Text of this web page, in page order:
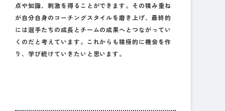
点や知識、刺激を得ることができます。その積み重ね
が自分自身のコーチングスタイルを磨き上げ、最終的
には選手たちの成長とチームの成果へとつながってい
くのだと考えています。これからも積極的に機会を作
り、学び続けていきたいと思います。